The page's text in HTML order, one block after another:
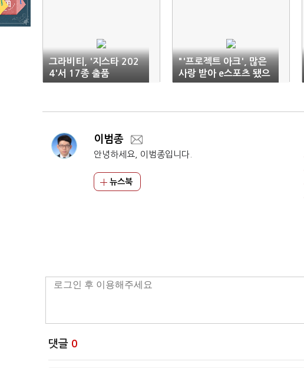
그라비티, '지스타 202
4'서 17종 출품
"'프로젝트 아크', 많은
사랑 받아 e스포츠 됐으
면"
이범종
안녕하세요, 이범종입니다.
뉴스북
댓글 0